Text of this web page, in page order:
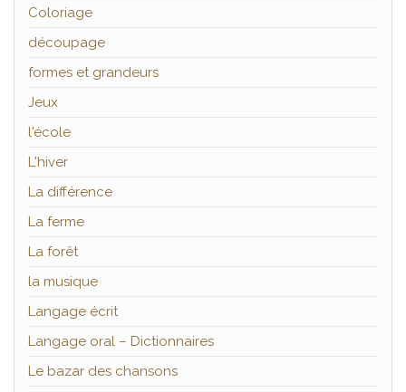
Coloriage
découpage
formes et grandeurs
Jeux
l'école
L'hiver
La différence
La ferme
La forêt
la musique
Langage écrit
Langage oral – Dictionnaires
Le bazar des chansons